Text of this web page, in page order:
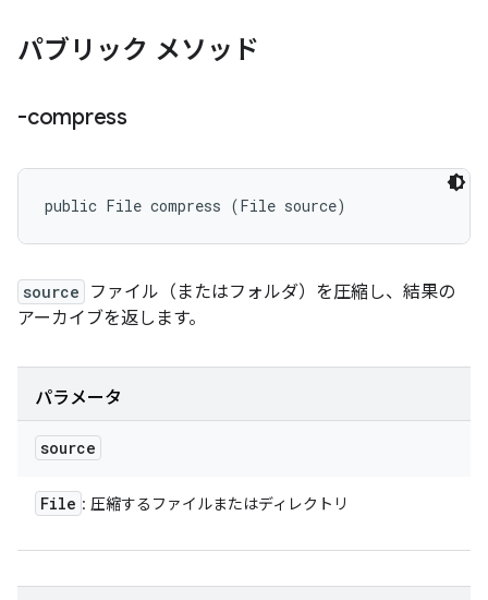
パブリック メソッド
-compress
public File compress (File source)
source
ファイル（またはフォルダ）を圧縮し、結果の
アーカイブを返します。
パラメータ
source
File : 圧縮するファイルまたはディレクトリ